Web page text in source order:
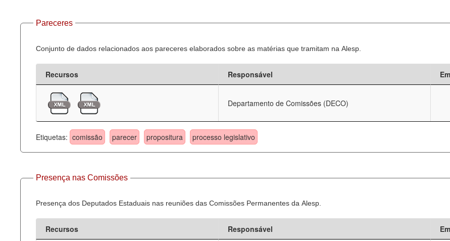
Pareceres
Conjunto de dados relacionados aos pareceres elaborados sobre as matérias que tramitam na Alesp.
Recursos Responsável
Departamento de Comissões (DECO)
Etiquetas: comissão parecer propositura processo legislativo
Presença nas Comissões
Presença dos Deputados Estaduais nas reuniões das Comissões Permanentes da Alesp.
Recursos Responsável